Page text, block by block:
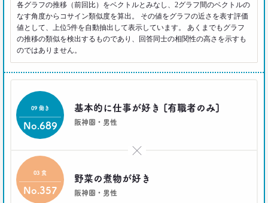
「答えを探さない」という使い方。
博報堂 第三プラニング局
夏 秋馬寧
｢もう欲しいモノなんてないよね～｣
博報堂買物研究所 上席研究員
山本泰士
2017.03.29
茶色く染まる、日本の食卓
生活総研 上席研究員
夏山明美
各グラフの推移（前回比）をベクトルとみなし、2グラフ間のベクトルの
なす角度からコサイン類似度を算出。 その値をグラフの近さを表す評価
値として、上位5件を自動抽出して表示しています。 あくまでもグラフ
の推移の類似を検出するものであり、回答同士の相関性の高さを示すも
のではありません。
基本的に仕事が好き [有職者のみ]
阪神圏・男性
09 働き
No.689
野菜の煮物が好き
阪神圏・男性
03 食
No.357